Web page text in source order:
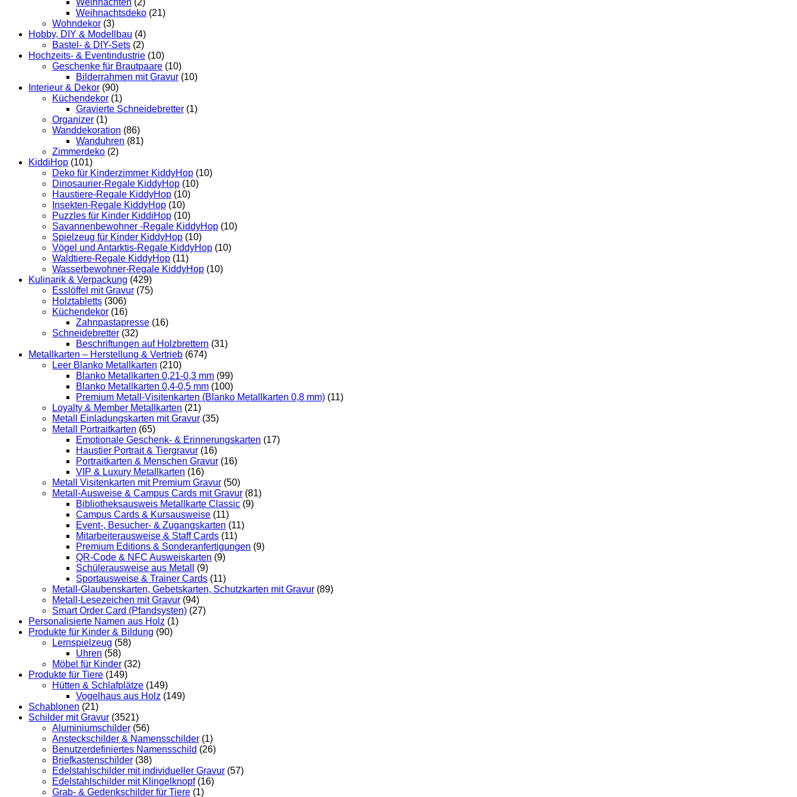
Weihnachten (2)
Weihnachtsdeko (21)
Wohndekor (3)
Hobby, DIY & Modellbau (4)
Bastel- & DIY-Sets (2)
Hochzeits- & Eventindustrie (10)
Geschenke für Brautpaare (10)
Bilderrahmen mit Gravur (10)
Interieur & Dekor (90)
Küchendekor (1)
Gravierte Schneidebretter (1)
Organizer (1)
Wanddekoration (86)
Wanduhren (81)
Zimmerdeko (2)
KiddiHop (101)
Deko für Kinderzimmer KiddyHop (10)
Dinosaurier-Regale KiddyHop (10)
Haustiere-Regale KiddyHop (10)
Insekten-Regale KiddyHop (10)
Puzzles für Kinder KiddiHop (10)
Savannenbewohner -Regale KiddyHop (10)
Spielzeug für Kinder KiddyHop (10)
Vögel und Antarktis-Regale KiddyHop (10)
Waldtiere-Regale KiddyHop (11)
Wasserbewohner-Regale KiddyHop (10)
Kulinarik & Verpackung (429)
Esslöffel mit Gravur (75)
Holztabletts (306)
Küchendekor (16)
Zahnpastapresse (16)
Schneidebretter (32)
Beschriftungen auf Holzbrettern (31)
Metallkarten – Herstellung & Vertrieb (674)
Leer Blanko Metallkarten (210)
Blanko Metallkarten 0,21-0,3 mm (99)
Blanko Metallkarten 0,4-0,5 mm (100)
Premium Metall-Visitenkarten (Blanko Metallkarten 0,8 mm) (11)
Loyalty & Member Metallkarten (21)
Metall Einladungskarten mit Gravur (35)
Metall Portraitkarten (65)
Emotionale Geschenk- & Erinnerungskarten (17)
Haustier Portrait & Tiergravur (16)
Portraitkarten & Menschen Gravur (16)
VIP & Luxury Metallkarten (16)
Metall Visitenkarten mit Premium Gravur (50)
Metall-Ausweise & Campus Cards mit Gravur (81)
Bibliotheksausweis Metallkarte Classic (9)
Campus Cards & Kursausweise (11)
Event-, Besucher- & Zugangskarten (11)
Mitarbeiterausweise & Staff Cards (11)
Premium Editions & Sonderanfertigungen (9)
QR-Code & NFC Ausweiskarten (9)
Schülerausweise aus Metall
(9)
Sportausweise & Trainer Cards (11)
Metall-Glaubenskarten, Gebetskarten, Schutzkarten mit Gravur (89)
Metall-Lesezeichen mit Gravur (94)
Smart Order Card (Pfandsysten) (27)
Personalisierte Namen aus Holz (1)
Produkte für Kinder & Bildung (90)
Lernspielzeug (58)
Uhren (58)
Möbel für Kinder (32)
Produkte für Tiere (149)
Hütten & Schlafplätze (149)
Vogelhaus aus Holz (149)
Schablonen (21)
Schilder mit Gravur (3521)
Aluminiumschilder (56)
Ansteckschilder & Namensschilder (1)
Benutzerdefiniertes Namensschild (26)
Briefkastenschilder (38)
Edelstahlschilder mit individueller Gravur (57)
Edelstahlschilder mit Klingelknopf (16)
Grab- & Gedenkschilder für Tiere (1)